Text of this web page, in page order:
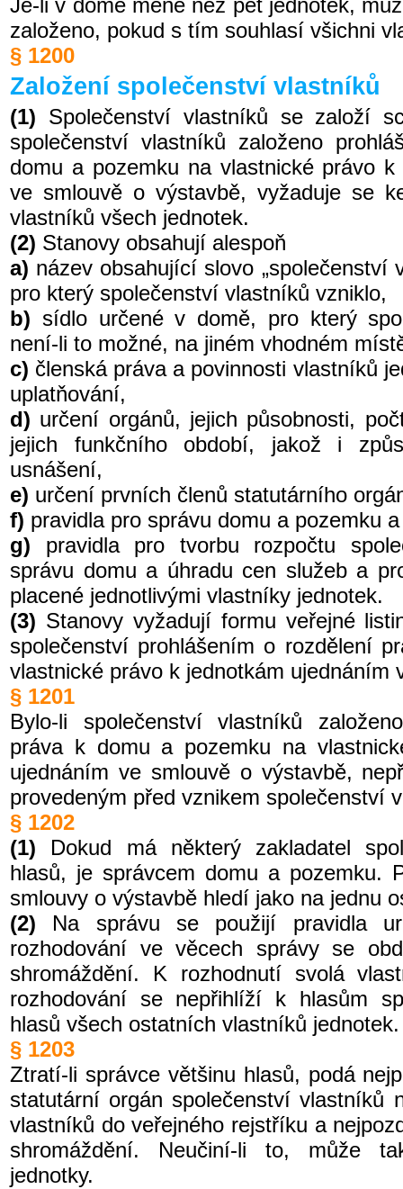
Je-li v domě méně než pět jednotek,
založeno, pokud s tím souhlasí všichni
§ 1200
Založení společenství vlastníků
(1) Společenství vlastníků se založí
společenství vlastníků založeno
domu a pozemku na vlastnické právo
ve smlouvě o výstavbě, vyžaduje se
vlastníků všech jednotek.
(2) Stanovy obsahují alespoň
a) název obsahující slovo „společenství
pro který společenství vlastníků vzniklo,
b) sídlo určené v domě, pro který
není-li to možné, na jiném vhodném
c) členská práva a povinnosti vlastníků
uplatňování,
d) určení orgánů, jejich působnosti,
jejich funkčního období, jakož i
usnášení,
e) určení prvních členů statutárního
f) pravidla pro správu domu a pozemku
g)
pravidla pro tvorbu rozpočtu
správu domu a úhradu cen služeb a
placené jednotlivými vlastníky jednotek.
(3) Stanovy vyžadují formu veřejné
společenství prohlášením o rozdělení
vlastnické právo k jednotkám ujednáním
§ 1201
Bylo-li společenství vlastníků
práva k domu a pozemku na
ujednáním ve smlouvě o výstavbě,
provedeným před vznikem společenství
§ 1202
(1)
Dokud má některý zakladatel
hlasů, je správcem domu a pozemku.
smlouvy o výstavbě hledí jako na jednu
(2)
Na správu se použijí pravidla
rozhodování ve věcech správy se
shromáždění. K rozhodnutí svolá
rozhodování se nepřihlíží k hlasům
hlasů všech ostatních vlastníků jednotek.
§ 1203
Ztratí-li správce většinu hlasů, podá
statutární orgán společenství vlastníků
vlastníků do veřejného rejstříku a
shromáždění. Neučiní-li to, může
jednotky.